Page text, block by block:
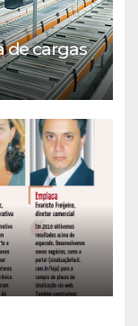
de cargas